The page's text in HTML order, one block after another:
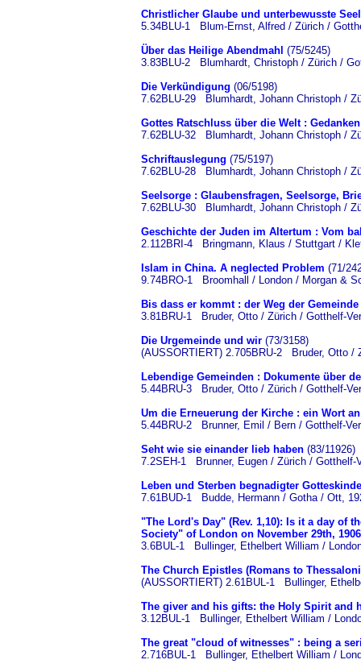
Christlicher Glaube und unterbewusste
5.34BLU-1 Blum-Ernst, Alfred / Zürich /
Über das Heilige Abendmahl (75/5245)
3.83BLU-2 Blumhardt, Christoph / Zürich /
Die Verkündigung (06/5198)
7.62BLU-29 Blumhardt, Johann Christoph /
Gottes Ratschluss über die Welt :
7.62BLU-32 Blumhardt, Johann Christoph /
Schriftauslegung (75/5197)
7.62BLU-28 Blumhardt, Johann Christoph /
Seelsorge : Glaubensfragen, Seelsorge,
7.62BLU-30 Blumhardt, Johann Christoph /
Geschichte der Juden im Altertum : Vom
2.112BRI-4 Bringmann, Klaus / Stuttgart /
Islam in China. A neglected Problem (71/
9.74BRO-1 Broomhall / London / Morgan &
Bis dass er kommt : der Weg der
3.81BRU-1 Bruder, Otto / Zürich / Gotthelf-
Die Urgemeinde und wir (73/3158)
(AUSSORTIERT) 2.705BRU-2 Bruder, Otto /
Lebendige Gemeinden : Dokumente über
5.44BRU-3 Bruder, Otto / Zürich / Gotthelf-
Um die Erneuerung der Kirche : ein Wort
5.44BRU-2 Brunner, Emil / Bern / Gotthelf-
Seht wie sie einander lieb haben (83/11926)
7.2SEH-1 Brunner, Eugen / Zürich / Gotthelf-
Leben und Sterben begnadigter
7.61BUD-1 Budde, Hermann / Gotha / Ott,
"The Lord's Day" (Rev. 1,10): Is it a day of
Society" of London on November 29th, 1906
3.6BUL-1 Bullinger, Ethelbert William /
The Church Epistles (Romans to
(AUSSORTIERT) 2.61BUL-1 Bullinger,
The giver and his gifts: the Holy Spirit and
3.12BUL-1 Bullinger, Ethelbert William /
The great "cloud of witnesses" : being a
2.716BUL-1 Bullinger, Ethelbert William /